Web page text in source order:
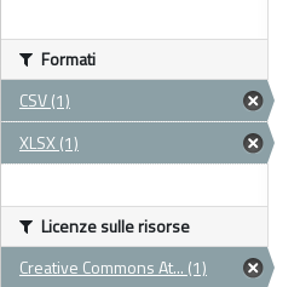
Formati
CSV (1)
XLSX (1)
Licenze sulle risorse
Creative Commons At... (1)